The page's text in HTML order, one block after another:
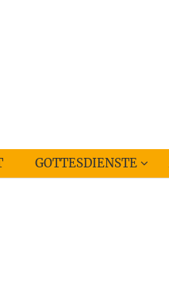
GOTTESDIENSTE